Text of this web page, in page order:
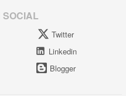
Twitter
Linkedin
Blogger